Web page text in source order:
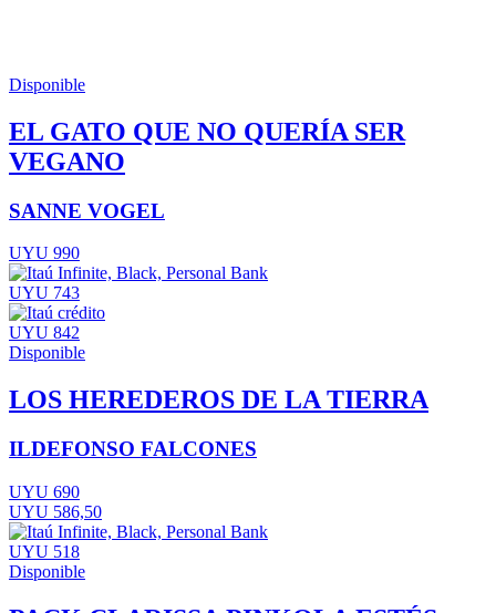
Disponible
EL GATO QUE NO QUERÍA SER
VEGANO
SANNE VOGEL
UYU 990
UYU 743
UYU 842
Disponible
LOS HEREDEROS DE LA TIERRA
ILDEFONSO FALCONES
UYU 690
UYU 586,50
UYU 518
Disponible